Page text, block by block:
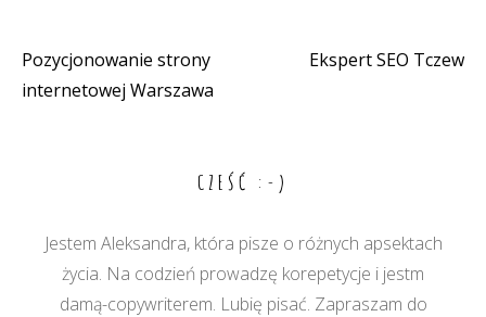
Nawigacja
Pozycjonowanie strony
internetowej Warszawa
Ekspert SEO Tczew
CZEŚĆ :-)
Jestem Aleksandra, która pisze o różnych apsektach
życia. Na codzień prowadzę korepetycje i jestm
damą-copywriterem. Lubię pisać. Zapraszam do